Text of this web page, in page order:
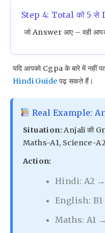
Step 4: Total को 5 से
जो Answer आए – वही
यदि आपको Cgpa के बारे में नहीं
Hindi Guide पढ़ सकते हैं।
Real Example:
Situation: Anjali की
Maths-A1, Science-
Action:
Hindi: A2
English:
Maths: A1